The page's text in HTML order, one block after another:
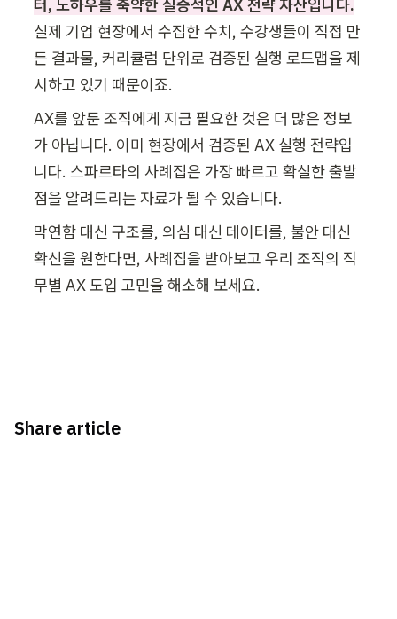
터, 노하우를 축약한 실증적인 AX 전략 자산입니다.
실제 기업 현장에서 수집한 수치, 수강생들이 직접 만
든 결과물, 커리큘럼 단위로 검증된 실행 로드맵을 제
시하고 있기 때문이죠.
AX를 앞둔 조직에게 지금 필요한 것은 더 많은 정보
가 아닙니다. 이미 현장에서 검증된 AX 실행 전략입
니다. 스파르타의 사례집은 가장 빠르고 확실한 출발
점을 알려드리는 자료가 될 수 있습니다.
막연함 대신 구조를, 의심 대신 데이터를, 불안 대신
확신을 원한다면, 사례집을 받아보고 우리 조직의 직
무별 AX 도입 고민을 해소해 보세요.
Share article